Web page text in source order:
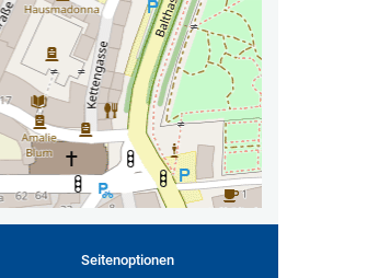
Seitenoptionen